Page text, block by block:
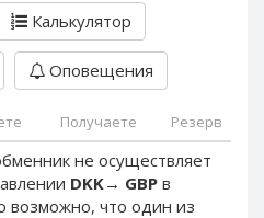
Калькулятор
Оповещения
Получаете Резерв
не осуществляет
DKK→ GBP в
возможно, что один из
PayPal NZD
PayPal NOK
PayPal PLN
PayPal SGD
PayPal SEK
PayPal CHF